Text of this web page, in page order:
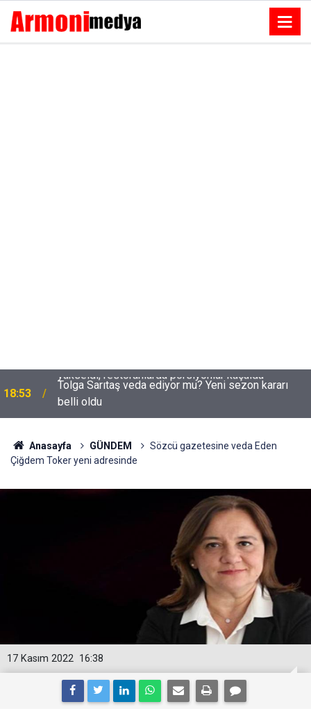
18:53
Tolga Sarıtaş veda ediyor mu? Yeni sezon kararı
belli oldu
Anasayfa GÜNDEM
Sözcü gazetesine veda Eden
Çiğdem Toker yeni adresinde
16:38
17 Kasım 2022